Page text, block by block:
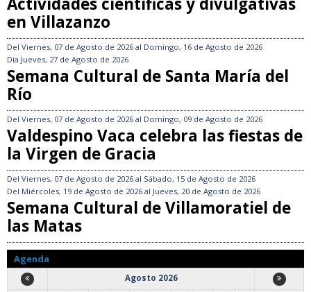
en Villazanzo
Del Viernes, 07 de Agosto de 2026 al Domingo, 16 de Agosto de 2026
Día Jueves, 27 de Agosto de 2026
Semana Cultural de Santa María del
Río
Del Viernes, 07 de Agosto de 2026 al Domingo, 09 de Agosto de 2026
Valdespino Vaca celebra las fiestas de
la Virgen de Gracia
Del Viernes, 07 de Agosto de 2026 al Sábado, 15 de Agosto de 2026
Del Miércoles, 19 de Agosto de 2026 al Jueves, 20 de Agosto de 2026
Semana Cultural de Villamoratiel de
las Matas
Agenda
Agosto 2026